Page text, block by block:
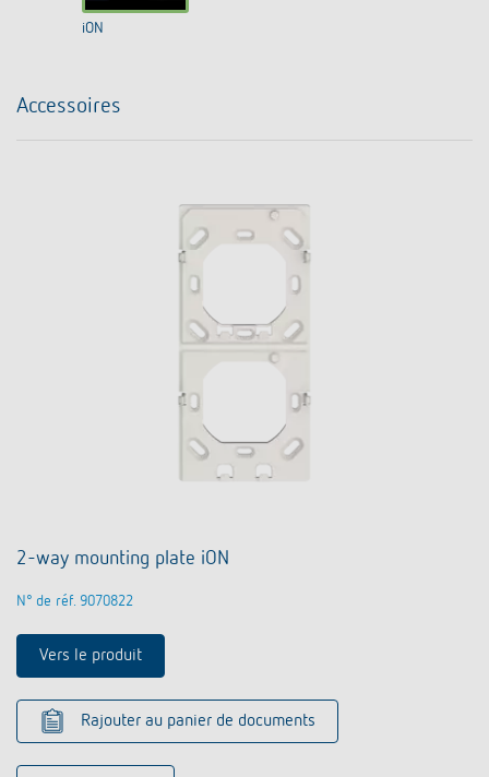
iON
Accessoires
2-way mounting plate iON
N° de réf. 9070822
Vers le produit
Rajouter au panier de documents